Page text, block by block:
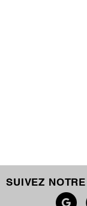
SUIVEZ